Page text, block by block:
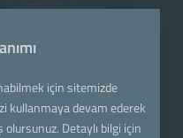
için sitemizde
kullanmaya devam ederek
Detaylı bilgi için